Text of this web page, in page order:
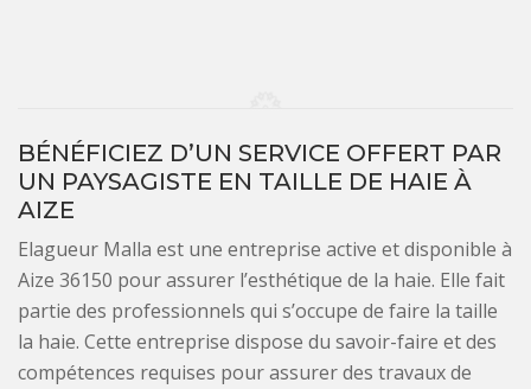
BÉNÉFICIEZ D’UN SERVICE OFFERT PAR
UN PAYSAGISTE EN TAILLE DE HAIE À
AIZE
Elagueur Malla est une entreprise active et disponible à
Aize 36150 pour assurer l’esthétique de la haie. Elle fait
partie des professionnels qui s’occupe de faire la taille
la haie. Cette entreprise dispose du savoir-faire et des
compétences requises pour assurer des travaux de